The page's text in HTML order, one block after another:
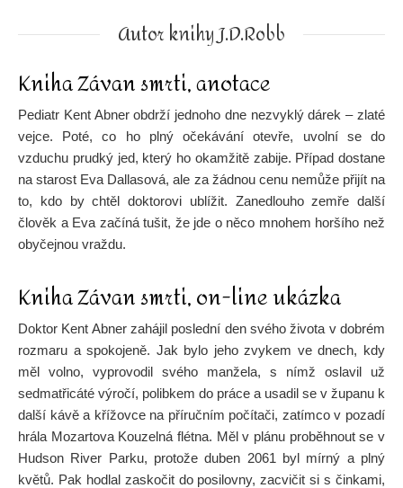
Autor knihy J.D.Robb
Kniha Závan smrti, anotace
Pediatr Kent Abner obdrží jednoho dne nezvyklý dárek – zlaté
vejce. Poté, co ho plný očekávání otevře, uvolní se do
vzduchu prudký jed, který ho okamžitě zabije. Případ dostane
na starost Eva Dallasová, ale za žádnou cenu nemůže přijít na
to, kdo by chtěl doktorovi ublížit. Zanedlouho zemře další
člověk a Eva začíná tušit, že jde o něco mnohem horšího než
obyčejnou vraždu.
Kniha Závan smrti, on-line ukázka
Doktor Kent Abner zahájil poslední den svého života v dobrém
rozmaru a spokojeně. Jak bylo jeho zvykem ve dnech, kdy
měl volno, vyprovodil svého manžela, s nímž oslavil už
sedmatřicáté výročí, polibkem do práce a usadil se v županu k
další kávě a křížovce na příručním počítači, zatímco v pozadí
hrála Mozartova Kouzelná flétna. Měl v plánu proběhnout se v
Hudson River Parku, protože duben 2061 byl mírný a plný
květů. Pak hodlal zaskočit do posilovny, zacvičit si s činkami,